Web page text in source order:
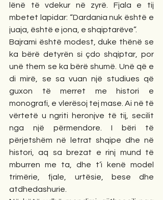
lënë të vdekur në zyrë. Fjala e tij
mbetet lapidar: “Dardania nuk është e
juaja, është e jona, e shqiptarëve”.
Bajrami është modest, duke thënë se
ka bërë detyrën si çdo shqiptar, por
unë them se ka bërë shumë. Unë që e
di mirë, se sa vuan një studiues që
guxon të merret me histori e
monografi, e vlerësoj tej mase. Ai në të
vërtetë u ngriti heronjve të tij, secilit
nga një përmendore. I bëri të
përjetshëm në letrat shqipe dhe në
histori, aq sa brezat e rinj mund të
mburren me ta, dhe t’i kenë model
trimërie, fjale, urtësie, bese dhe
atdhedashurie.